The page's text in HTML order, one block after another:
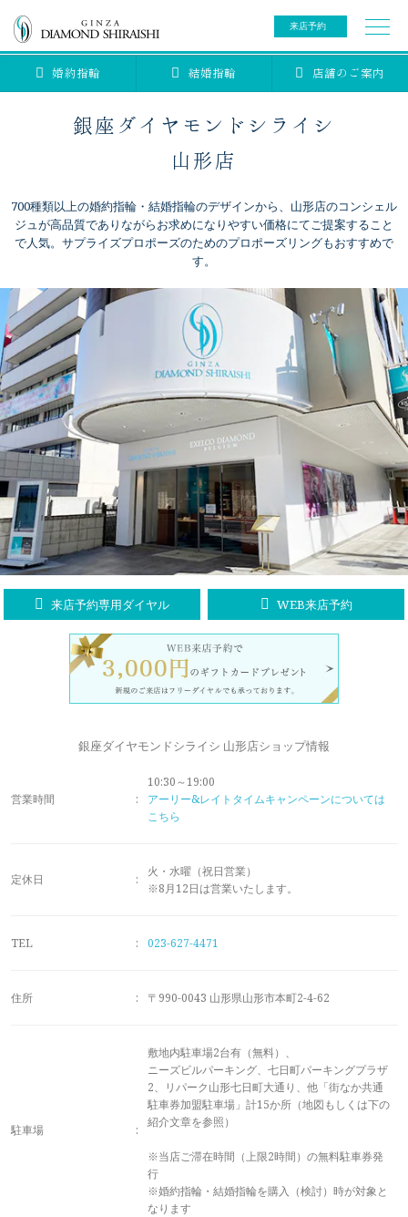
来店予約
婚約指輪 結婚指輪 店舗のご案内
0078-6000-5222
ブライダルリング
結婚指輪
セットリング
エタニティリング
クローズアップ
プロポーズアイテム
ブライダルアイテム
ティアラ
アニバーサリージュエリー
ベビージュエリー
ラブレタージュエリー
アニバーサリージュエリー
セットリングコレクション
商品クオリティ
ダイヤモンドの品質
ダイヤモンド仕入れのこだわり
指輪の品質・特徴
シライシについて
ブランドコンセプト
お客様への想い
ブライダルリングへの想い
パイオニアの想い
メモリアルアルバム
サービス
シークレットストーン
レーザー刻印サービス
ナノジュエリーコート
永久保証サービス
セミ・フルオーダー
ニュース・フェア
店舗のご案内
銀座ダイヤモンドシライシ
山形店
700種類以上の婚約指輪・結婚指輪のデザインから、山形店のコンシェル
ジュが高品質でありながらお求めになりやすい価格にてご提案すること
で人気。サプライズプロポーズのためのプロポーズリングもおすすめで
す。
来店予約専用ダイヤル WEB来店予約
銀座ダイヤモンドシライシ 山形店ショップ情報
営業時間 :
10:30～19:00
アーリー&レイトタイムキャンペーンについては
こちら
定休日 :
火・水曜（祝日営業）
※8月12日は営業いたします。
TEL : 023-627-4471
住所 : 〒990-0043 山形県山形市本町2-4-62
駐車場 :
敷地内駐車場2台有（無料）、
ニーズビルパーキング、七日町パーキングプラザ
2、リパーク山形七日町大通り、他「街なか共通
駐車券加盟駐車場」計15か所（地図もしくは下の
紹介文章を参照）
※当店ご滞在時間（上限2時間）の無料駐車券発
行
※婚約指輪・結婚指輪を購入（検討）時が対象と
なります